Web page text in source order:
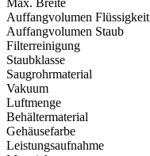
Auffangvolumen Flüssigkeit
Auffangvolumen Staub
Filterreinigung
Staubklasse
Saugrohrmaterial
Vakuum
Luftmenge
Behältermaterial
Gehäusefarbe
Leistungsaufnahme